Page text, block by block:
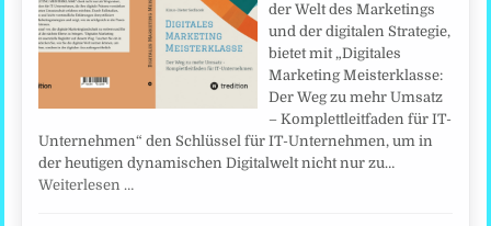
der Welt des Marketings
und der digitalen Strategie,
bietet mit „Digitales
Marketing Meisterklasse:
Der Weg zu mehr Umsatz
– Komplettleitfaden für IT-
Unternehmen“ den Schlüssel für IT-Unternehmen, um in
der heutigen dynamischen Digitalwelt nicht nur zu…
Weiterlesen …